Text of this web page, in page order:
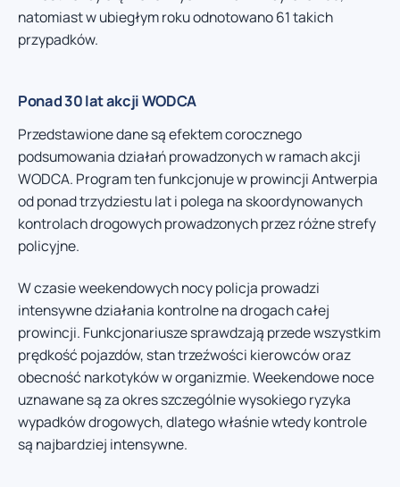
natomiast w ubiegłym roku odnotowano 61 takich
przypadków.
Ponad 30 lat akcji WODCA
Przedstawione dane są efektem corocznego
podsumowania działań prowadzonych w ramach akcji
WODCA. Program ten funkcjonuje w prowincji Antwerpia
od ponad trzydziestu lat i polega na skoordynowanych
kontrolach drogowych prowadzonych przez różne strefy
policyjne.
W czasie weekendowych nocy policja prowadzi
intensywne działania kontrolne na drogach całej
prowincji. Funkcjonariusze sprawdzają przede wszystkim
prędkość pojazdów, stan trzeźwości kierowców oraz
obecność narkotyków w organizmie. Weekendowe noce
uznawane są za okres szczególnie wysokiego ryzyka
wypadków drogowych, dlatego właśnie wtedy kontrole
są najbardziej intensywne.